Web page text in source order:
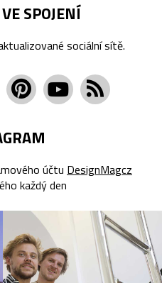
SPOJENÍ
sociální sítě.
účtu DesignMagcz
každý den